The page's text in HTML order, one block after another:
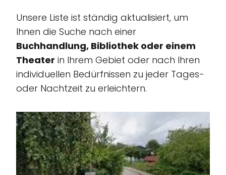
Unsere Liste ist ständig aktualisiert, um
Ihnen die Suche nach einer
Buchhandlung, Bibliothek oder einem
Theater in Ihrem Gebiet oder nach Ihren
individuellen Bedürfnissen zu jeder Tages-
oder Nachtzeit zu erleichtern.